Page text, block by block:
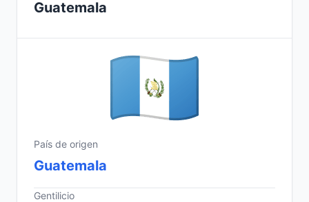
Guatemala
País de origen
Guatemala
Gentilicio